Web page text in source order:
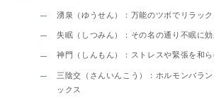
湧泉（ゆうせん）：万能のツボでリラッ
失眠（しつみん）：その名の通り不眠に
神門（しんもん）：ストレスや緊張を和ら
三陰交（さんいんこう）：ホルモンバラ
ックス